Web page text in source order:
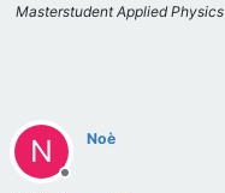
Masterstudent Applied Physics
N
Offline
Noè